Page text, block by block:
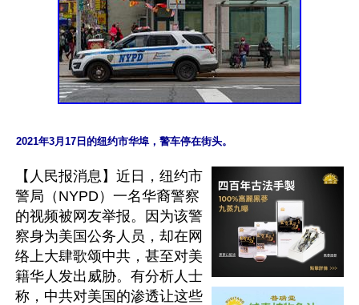
2021年3月17日的纽约市华埠，警车停在街头。
【人民报消息】近日，纽约市
警局（NYPD）一名华裔警察
的视频被网友举报。因为该警
察身为美国公务人员，却在网
络上大肆歌颂中共，甚至对美
籍华人发出威胁。有分析人士
称，中共对美国的渗透让这些